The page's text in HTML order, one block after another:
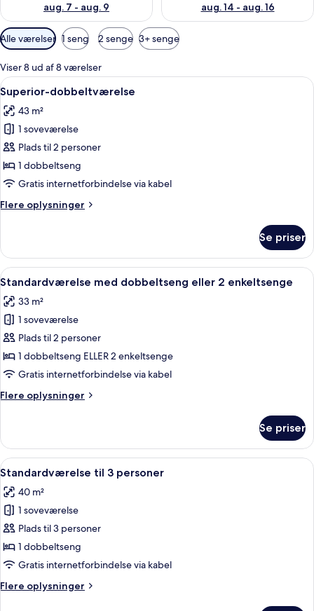
aug. 7 - aug. 9
aug. 14 - aug. 16
Tilgængelige
filtre
for
værelser
Alle værelser 1 seng 2 senge 3+ senge
Viser 8 ud af 8 værelser
Indlæs
alle
billeder
af
Superior-
dobbeltværelse
Et hotelværelse med seng,
3
Superior-dobbeltværelse
43 m²
1 soveværelse
Plads til 2 personer
1 dobbeltseng
Gratis internetforbindelse via kabel
Flere oplysninger
Flere
dobbeltværelse
Se priser
Indlæs
alle
billeder
af
Standardværelse
med
dobbeltseng
2
Et hotelværelse med en stor seng,
4
Standardværelse med dobbeltseng eller 2 enkeltsenge
33 m²
1 soveværelse
Plads til 2 personer
1 dobbeltseng ELLER 2 enkeltsenge
Gratis internetforbindelse via kabel
Flere oplysninger
Flere
med
dobbeltseng
eller
enkeltsenge
Se priser
Indlæs
alle
billeder
af
Standardværelse
til
3
Et hotelværelse med en stor seng,
4
Standardværelse til 3 personer
40 m²
1 soveværelse
Plads til 3 personer
1 dobbeltseng
Gratis internetforbindelse via kabel
Flere oplysninger
Flere